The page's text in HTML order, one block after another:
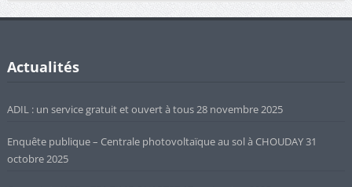
Actualités
ADIL : un service gratuit et ouvert à tous28 novembre 2025
Enquête publique – Centrale photovoltaïque au sol à CHOUDAY31
octobre 2025